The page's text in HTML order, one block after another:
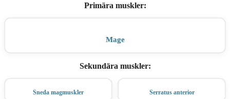
Primära muskler:
Mage
Sekundära muskler:
Sneda magmuskler Serratus anterior